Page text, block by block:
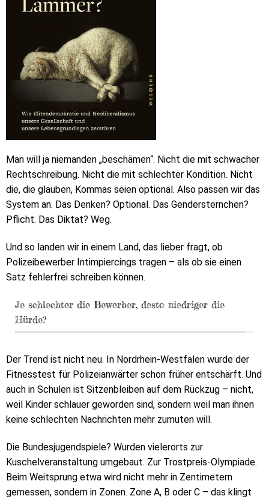
Man will ja niemanden „beschämen“. Nicht die mit schwacher
Rechtschreibung. Nicht die mit schlechter Kondition. Nicht
die, die glauben, Kommas seien optional. Also passen wir das
System an. Das Denken? Optional. Das Gendersternchen?
Pflicht. Das Diktat? Weg.
Und so landen wir in einem Land, das lieber fragt, ob
Polizeibewerber Intimpiercings tragen – als ob sie einen
Satz fehlerfrei schreiben können.
Je schlechter die Bewerber, desto niedriger die
Hürde?
Der Trend ist nicht neu. In Nordrhein-Westfalen wurde der
Fitnesstest für Polizeianwärter schon früher entschärft. Und
auch in Schulen ist Sitzenbleiben auf dem Rückzug – nicht,
weil Kinder schlauer geworden sind, sondern weil man ihnen
keine schlechten Nachrichten mehr zumuten will.
Die Bundesjugendspiele? Wurden vielerorts zur
Kuschelveranstaltung umgebaut. Zur Trostpreis-Olympiade.
Beim Weitsprung etwa wird nicht mehr in Zentimetern
gemessen, sondern in Zonen. Zone A, B oder C – das klingt